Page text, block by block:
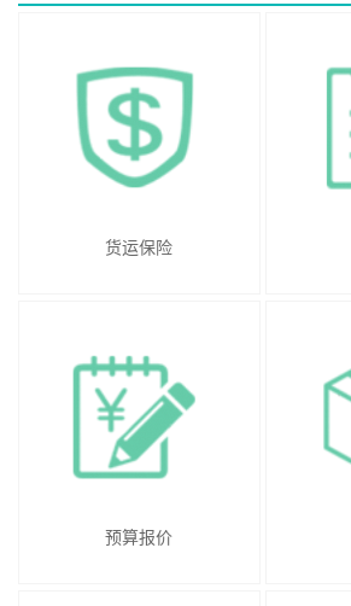
货运保险
预算报价